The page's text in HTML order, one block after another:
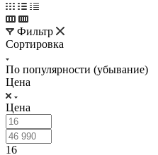
Фильтр
Сортировка
По популярности (убывание)
Цена
Цена
16